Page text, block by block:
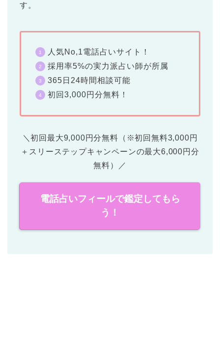
す。
人気No,1電話占いサイト！
採用率5%の実力派占い師が所属
365日24時間相談可能
初回3,000円分無料！
＼初回最大9,000円分無料（※初回無料3,000円
＋スリーステップキャンペーンの最大6,000円分
無料）／
電話占いフィールで鑑定してもら
う！